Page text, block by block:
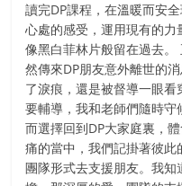
讀完DP課程，在溫暖而安
心處的感受，運用現有的
像黑白菲林片般留在過去
然傳來DP朋友意外離世的
了淚痕，還是被督導一眼
要輔導，我和老師們隨時
而選擇回到DP大家庭裏，
痛的當中，我們記掛著彼
團隊形式去支援朋友。我